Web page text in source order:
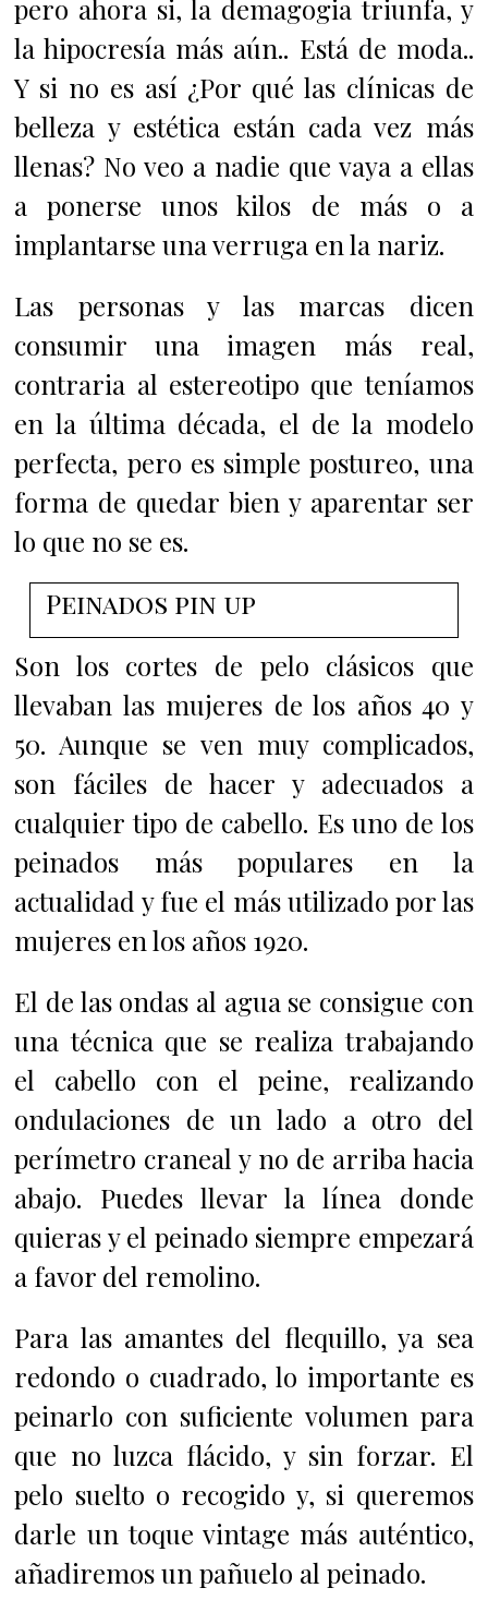
pero ahora si, la demagogia triunfa, y
la hipocresía más aún.. Está de moda..
Y si no es así ¿Por qué las clínicas de
belleza y estética están cada vez más
llenas? No veo a nadie que vaya a ellas
a ponerse unos kilos de más o a
implantarse una verruga en la nariz.
Las personas y las marcas dicen
consumir una imagen más real,
contraria al estereotipo que teníamos
en la última década, el de la modelo
perfecta, pero es simple postureo, una
forma de quedar bien y aparentar ser
lo que no se es.
Peinados pin up
Son los cortes de pelo clásicos que
llevaban las mujeres de los años 40 y
50. Aunque se ven muy complicados,
son fáciles de hacer y adecuados a
cualquier tipo de cabello. Es uno de los
peinados más populares en la
actualidad y fue el más utilizado por las
mujeres en los años 1920.
El de las ondas al agua se consigue con
una técnica que se realiza trabajando
el cabello con el peine, realizando
ondulaciones de un lado a otro del
perímetro craneal y no de arriba hacia
abajo. Puedes llevar la línea donde
quieras y el peinado siempre empezará
a favor del remolino.
Para las amantes del flequillo, ya sea
redondo o cuadrado, lo importante es
peinarlo con suficiente volumen para
que no luzca flácido, y sin forzar. El
pelo suelto o recogido y, si queremos
darle un toque vintage más auténtico,
añadiremos un pañuelo al peinado.